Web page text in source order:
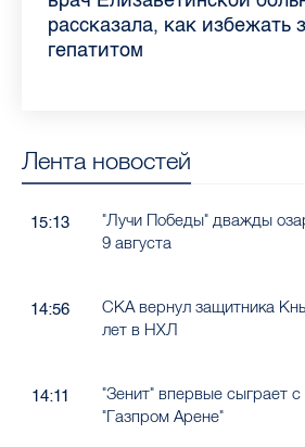
Ленобласти во II квартале
рассказала, как избежать
гепатитом
конкурс
работающих родителей
главные вопросы о
в жару
Лента новостей
15:13
"Лучи Победы" дважды
9 августа
14:56
СКА вернул защитника
лет в НХЛ
14:11
"Зенит" впервые сыграет
"Газпром Арене"